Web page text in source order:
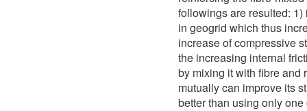
followings are resulted:
in geogrid which thus
increase of compressive
the increasing internal
by mixing it with fibre and
mutually can improve its
better than using only